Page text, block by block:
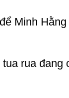
Minh
rua đang